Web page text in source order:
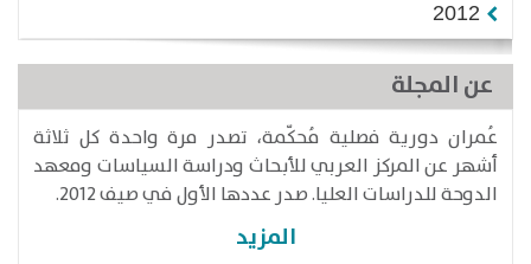
2012
عن المجلة
عُمران دورية فصلية مُحكّمة، تصدر مرة واحدة كل ثلاثة
أشهر عن المركز العربي للأبحاث ودراسة السياسات ومعهد
الدوحة للدراسات العليا. صدر عددها الأول في صيف 2012.
المزيد